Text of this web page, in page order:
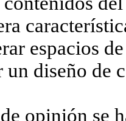
espacios
diseño de
opinión se